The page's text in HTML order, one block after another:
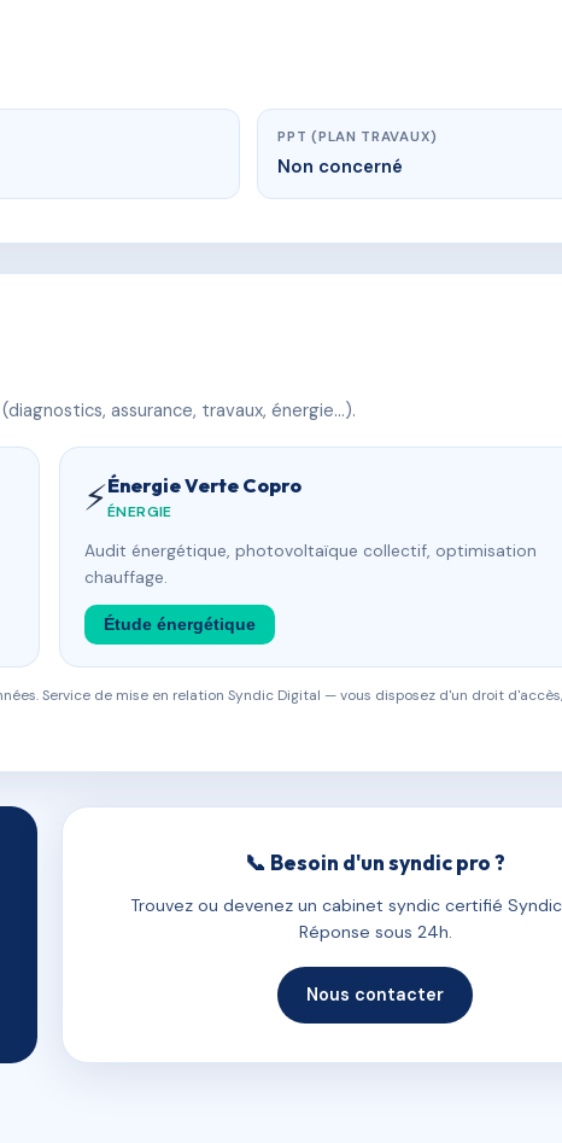
PPT (PLAN TRAVAUX)
Non concerné
assurance, travaux, énergie…).
⚡Énergie Verte Copro
ÉNERGIE
Audit énergétique, photovoltaïque collectif, optimisation
chauffage.
Étude énergétique
Service de mise en relation Syndic Digital — vous disposez d'un droit
📞 Besoin d'un syndic pro ?
Trouvez ou devenez un cabinet syndic certifié
Réponse sous 24h.
Nous contacter